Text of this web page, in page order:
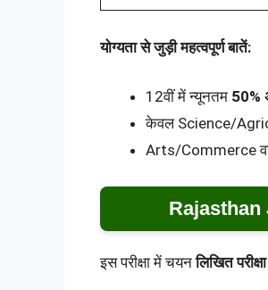
योग्यता से जुड़ी महत्वपूर्ण बातें:
12वीं में न्यूनतम 50%
केवल Science/
Arts/Commerce
Rajasthan
इस परीक्षा में चयनलिखित